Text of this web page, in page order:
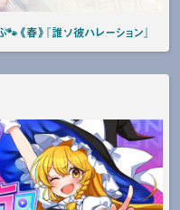
《春》『誰ソ彼ハレーション』